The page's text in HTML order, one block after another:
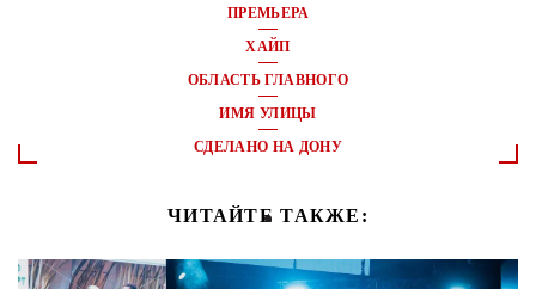
ПРЕМЬЕРА
ХАЙП
ОБЛАСТЬ ГЛАВНОГО
ИМЯ УЛИЦЫ
СДЕЛАНО НА ДОНУ
ЧИТАЙТЕ ТАКЖЕ: